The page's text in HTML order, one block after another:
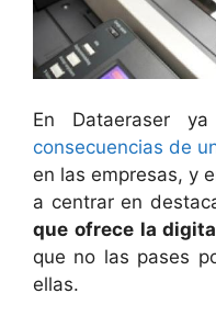
En Dataeraser
consecuencias de
en las empresas, y
a centrar en
que ofrece la
que no las pases
ellas.